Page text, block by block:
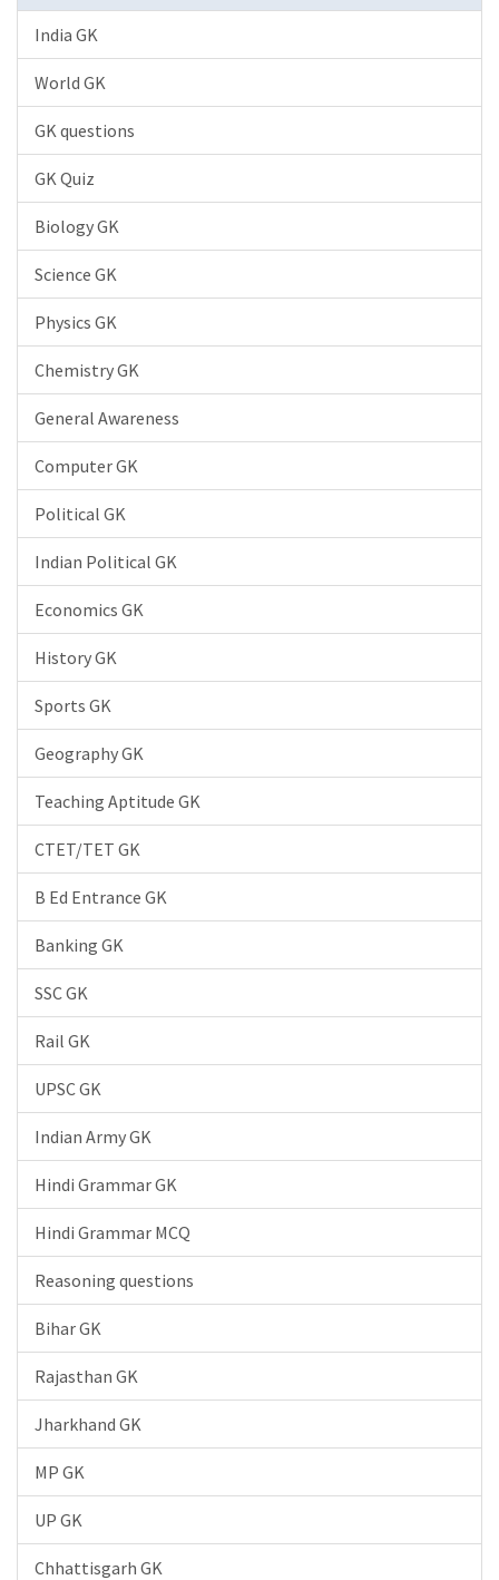
India GK
World GK
GK questions
GK Quiz
Biology GK
Science GK
Physics GK
Chemistry GK
General Awareness
Computer GK
Political GK
Indian Political GK
Economics GK
History GK
Sports GK
Geography GK
Teaching Aptitude GK
CTET/TET GK
B Ed Entrance GK
Banking GK
SSC GK
Rail GK
UPSC GK
Indian Army GK
Hindi Grammar GK
Hindi Grammar MCQ
Reasoning questions
Bihar GK
Rajasthan GK
Jharkhand GK
MP GK
UP GK
Chhattisgarh GK